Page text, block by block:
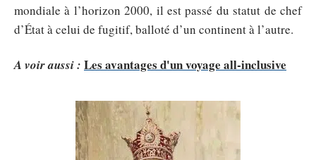
mondiale à l’horizon 2000, il est passé du statut de chef
d’État à celui de fugitif, balloté d’un continent à l’autre.
A voir aussi : Les avantages d'un voyage all-inclusive